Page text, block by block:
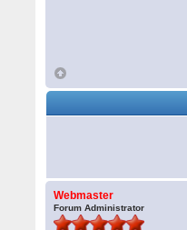
Webmaster
Forum Administrator